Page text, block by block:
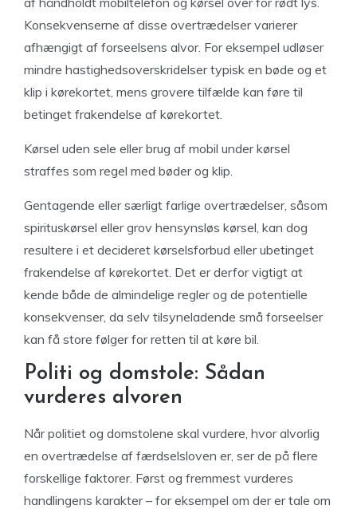
Konsekvenserne af disse overtrædelser varierer
afhængigt af forseelsens alvor. For eksempel udløser
mindre hastighedsoverskridelser typisk en bøde og et
klip i kørekortet, mens grovere tilfælde kan føre til
betinget frakendelse af kørekortet.
Kørsel uden sele eller brug af mobil under kørsel
straffes som regel med bøder og klip.
Gentagende eller særligt farlige overtrædelser, såsom
spirituskørsel eller grov hensynsløs kørsel, kan dog
resultere i et decideret kørselsforbud eller ubetinget
frakendelse af kørekortet. Det er derfor vigtigt at
kende både de almindelige regler og de potentielle
konsekvenser, da selv tilsyneladende små forseelser
kan få store følger for retten til at køre bil.
Politi og domstole: Sådan
vurderes alvoren
Når politiet og domstolene skal vurdere, hvor alvorlig
en overtrædelse af færdselsloven er, ser de på flere
forskellige faktorer. Først og fremmest vurderes
handlingens karakter – for eksempel om der er tale om